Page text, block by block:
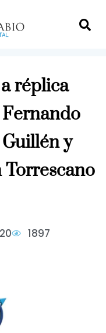
réplica
y
Torrescano
1897